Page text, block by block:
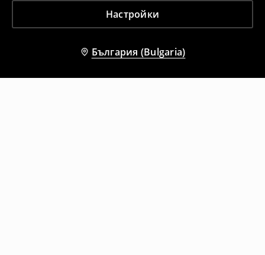
Настройки
България (Bulgaria)